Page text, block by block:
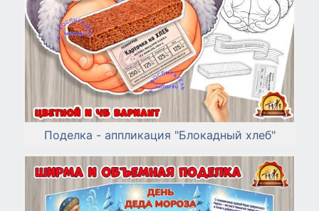
Поделка - аппликация "Блокадный хлеб"